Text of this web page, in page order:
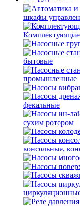
шкафы
Комплектующие
бытовые
промышленные
фекальные
сухим ротором
консольные,